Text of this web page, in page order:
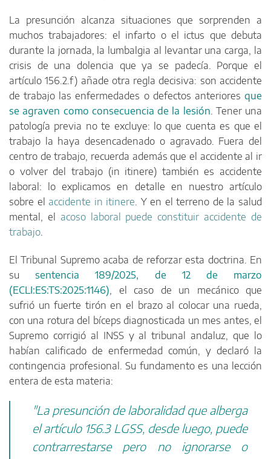
La presunción alcanza situaciones que sorprenden a
muchos trabajadores: el infarto o el ictus que debuta
durante la jornada, la lumbalgia al levantar una carga, la
crisis de una dolencia que ya se padecía. Porque el
artículo 156.2.f) añade otra regla decisiva: son accidente
de trabajo las enfermedades o defectos anteriores que
se agraven como consecuencia de la lesión . Tener una
patología previa no te excluye: lo que cuenta es que el
trabajo la haya desencadenado o agravado. Fuera del
centro de trabajo, recuerda además que el accidente al ir
o volver del trabajo (in itinere) también es accidente
laboral: lo explicamos en detalle en nuestro artículo
sobre el accidente in itinere . Y en el terreno de la salud
mental, el acoso laboral puede constituir accidente de
trabajo
El Tribunal Supremo acaba de reforzar esta doctrina. En
susentencia 189/2025, de 12 de marzo
(ECLI:ES:TS:2025:1146) , el caso de un mecánico que
sufrió un fuerte tirón en el brazo al colocar una rueda,
con una rotura del bíceps diagnosticada un mes antes, el
Supremo corrigió al INSS y al tribunal andaluz, que lo
habían calificado de enfermedad común, y declaró la
contingencia profesional. Su fundamento es una lección
entera de esta materia:
"La presunción de laboralidad que alberga
el artículo 156.3 LGSS, desde luego, puede
contrarrestarse pero no ignorarse o